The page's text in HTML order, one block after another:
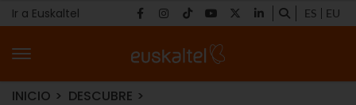
Ir a Euskaltel ES EU
INICIO
DESCUBRE